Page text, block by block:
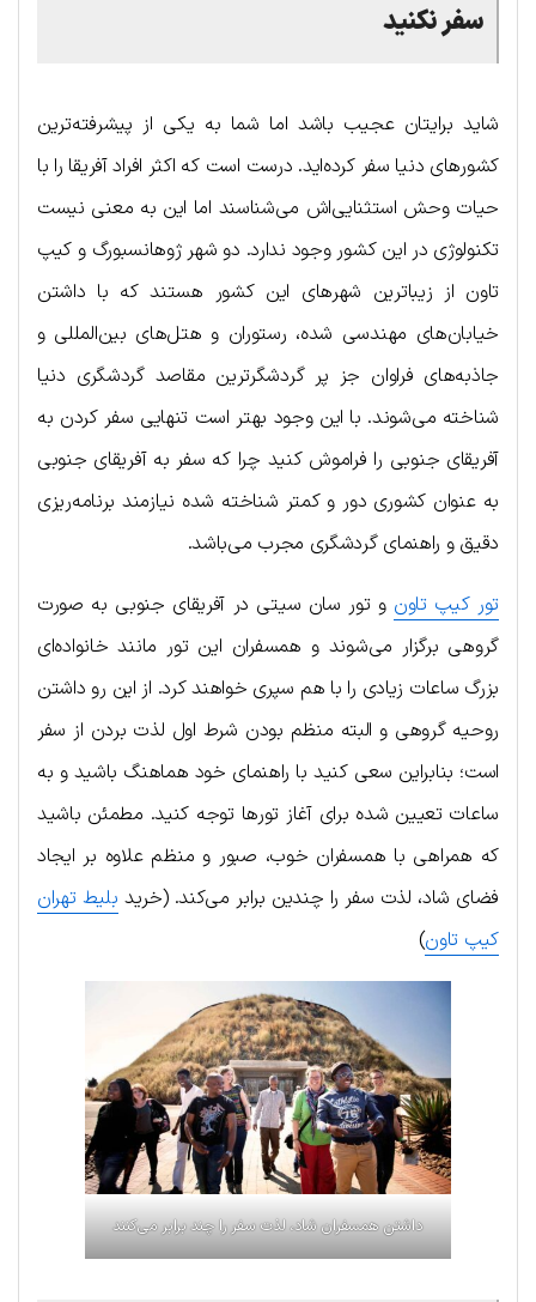
سفر نکنید
شاید برایتان عجیب باشد اما شما به یکی از پیشرفته‌ترین
کشورهای دنیا سفر کرده‌اید. درست است که اکثر افراد آفریقا را با
حیات وحش استثنایی‌اش می‌شناسند اما این به معنی نیست
تکنولوژی در این کشور وجود ندارد. دو شهر ژوهانسبورگ و کیپ
تاون از زیباترین شهرهای این کشور هستند که با داشتن
خیابان‌های مهندسی شده، رستوران و هتل‌های بین‌المللی و
جاذبه‌های فراوان جز پر گردشگرترین مقاصد گردشگری دنیا
شناخته می‌شوند. با این وجود بهتر است تنهایی سفر کردن به
آفریقای جنوبی را فراموش کنید چرا که سفر به آفریقای جنوبی
به عنوان کشوری دور و کمتر شناخته شده نیازمند برنامه‌ریزی
دقیق و راهنمای گردشگری مجرب می‌باشد.
تور کیپ تاون و تور سان سیتی در آفریقای جنوبی به صورت
گروهی برگزار می‌شوند و همسفران این تور مانند خانواده‌ای
بزرگ ساعات زیادی را با هم سپری خواهند کرد. از این رو داشتن
روحیه گروهی و البته منظم بودن شرط اول لذت بردن از سفر
است؛ بنابراین سعی کنید با راهنمای خود هماهنگ باشید و به
ساعات تعیین شده برای آغاز تورها توجه کنید. مطمئن باشید
که همراهی با همسفران خوب، صبور و منظم علاوه بر ایجاد
فضای شاد، لذت سفر را چندین برابر می‌کند. (خرید بلیط تهران
کیپ تاون)
داشتن همسفران شاد، لذت سفر را چند برابر می‌کنند